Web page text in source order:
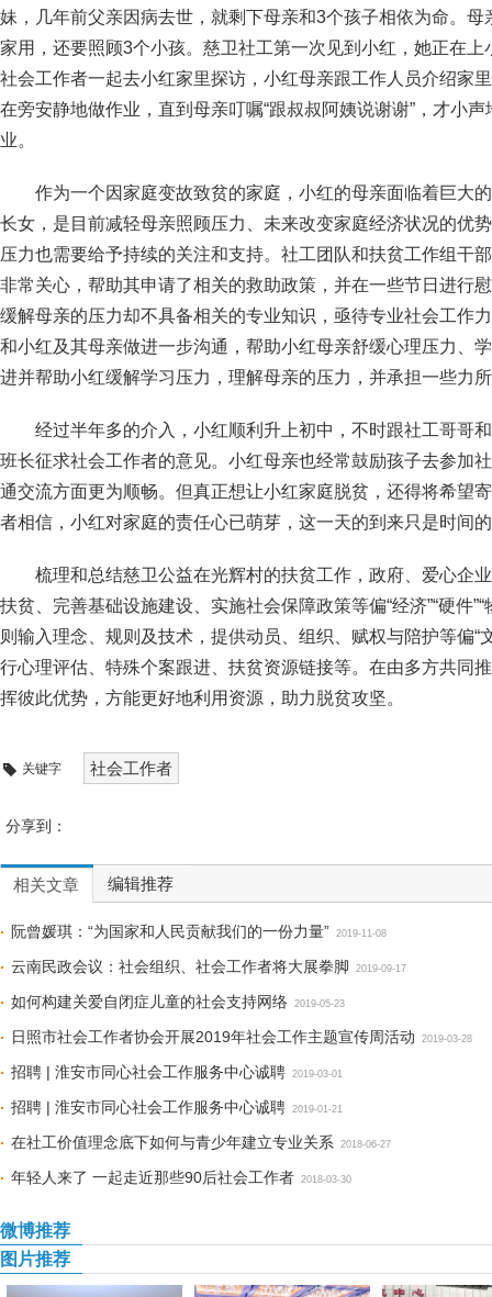
妹，几年前父亲因病去世，就剩下母亲和3个孩子相依为命。
家用，还要照顾3个小孩。慈卫社工第一次见到小红，她正在
社会工作者一起去小红家里探访，小红母亲跟工作人员介绍家
在旁安静地做作业，直到母亲叮嘱“跟叔叔阿姨说谢谢”，才小
业。
作为一个因家庭变故致贫的家庭，小红的母亲面临着巨大
长女，是目前减轻母亲照顾压力、未来改变家庭经济状况的优
压力也需要给予持续的关注和支持。社工团队和扶贫工作组干
非常关心，帮助其申请了相关的救助政策，并在一些节日进行
缓解母亲的压力却不具备相关的专业知识，亟待专业社会工作
和小红及其母亲做进一步沟通，帮助小红母亲舒缓心理压力、
进并帮助小红缓解学习压力，理解母亲的压力，并承担一些力
经过半年多的介入，小红顺利升上初中，不时跟社工哥哥
班长征求社会工作者的意见。小红母亲也经常鼓励孩子去参加
通交流方面更为顺畅。但真正想让小红家庭脱贫，还得将希望
者相信，小红对家庭的责任心已萌芽，这一天的到来只是时间
梳理和总结慈卫公益在光辉村的扶贫工作，政府、爱心企
扶贫、完善基础设施建设、实施社会保障政策等偏“经济”“硬件
则输入理念、规则及技术，提供动员、组织、赋权与陪护等偏“
行心理评估、特殊个案跟进、扶贫资源链接等。在由多方共同
挥彼此优势，方能更好地利用资源，助力脱贫攻坚。
关键字 社会工作者
分享到：
相关文章 编辑推荐
阮曾媛琪：“为国家和人民贡献我们的一份力量” 2019-11-08
云南民政会议：社会组织、社会工作者将大展拳脚 2019-09-17
如何构建关爱自闭症儿童的社会支持网络 2019-05-23
日照市社会工作者协会开展2019年社会工作主题宣传周活动 2019-03-28
招聘 | 淮安市同心社会工作服务中心诚聘 2019-03-01
招聘 | 淮安市同心社会工作服务中心诚聘 2019-01-21
在社工价值理念底下如何与青少年建立专业关系 2018-06-27
年轻人来了 一起走近那些90后社会工作者 2018-03-30
微博推荐
图片推荐